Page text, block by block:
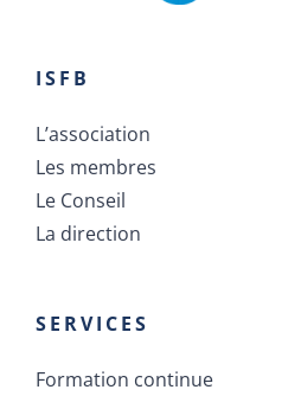
L’association
Les membres
Le Conseil